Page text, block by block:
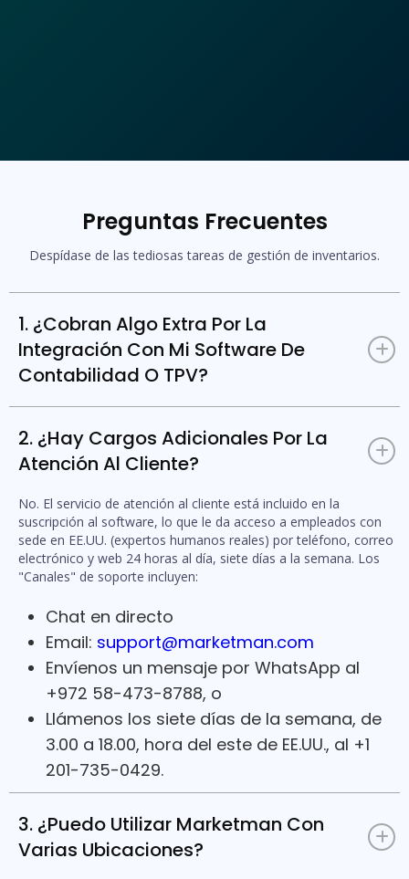
Preguntas Frecuentes
Despídase de las tediosas tareas de gestión de inventarios.
1. ¿Cobran Algo Extra Por La
Integración Con Mi Software De
Contabilidad O TPV?
+
software de contabilidad o plataforma POS. Pero por favor,
verifique con su proveedor de software de contabilidad o
proveedor POS si cobran tarifas de integración.
2. ¿Hay Cargos Adicionales Por La
Atención Al Cliente?
+
No. El servicio de atención al cliente está incluido en la
suscripción al software, lo que le da acceso a empleados con
sede en EE.UU. (expertos humanos reales) por teléfono, correo
electrónico y web 24 horas al día, siete días a la semana. Los
"Canales" de soporte incluyen:
Chat en directo
Email: support@marketman.com
Envíenos un mensaje por WhatsApp al
+972 58-473-8788, o
Llámenos los siete días de la semana, de
3.00 a 18.00, hora del este de EE.UU., al +1
201-735-0429.
3. ¿Puedo Utilizar Marketman Con
Varias Ubicaciones?
+